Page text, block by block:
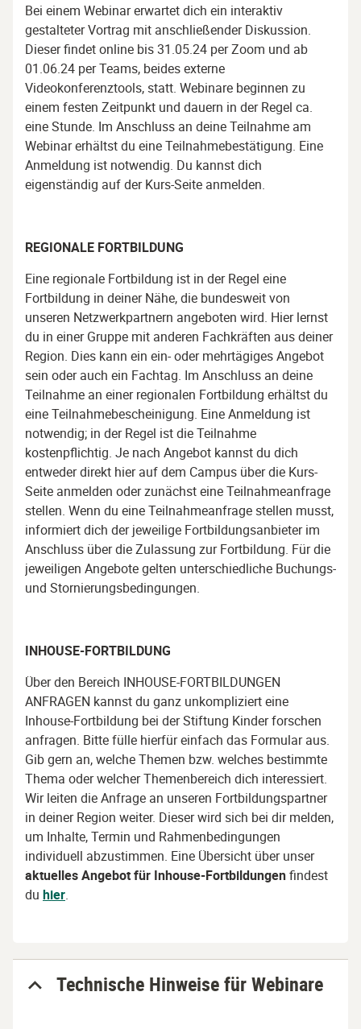
Bei einem Webinar erwartet dich ein interaktiv
gestalteter Vortrag mit anschließender Diskussion.
Dieser findet online bis 31.05.24 per Zoom und ab
01.06.24 per Teams, beides externe
Videokonferenztools, statt. Webinare beginnen zu
einem festen Zeitpunkt und dauern in der Regel ca.
eine Stunde. Im Anschluss an deine Teilnahme am
Webinar erhältst du eine Teilnahmebestätigung. Eine
Anmeldung ist notwendig. Du kannst dich
eigenständig auf der Kurs-Seite anmelden.
REGIONALE FORTBILDUNG
Eine regionale Fortbildung ist in der Regel eine
Fortbildung in deiner Nähe, die bundesweit von
unseren Netzwerkpartnern angeboten wird. Hier lernst
du in einer Gruppe mit anderen Fachkräften aus deiner
Region. Dies kann ein ein- oder mehrtägiges Angebot
sein oder auch ein Fachtag. Im Anschluss an deine
Teilnahme an einer regionalen Fortbildung erhältst du
eine Teilnahmebescheinigung. Eine Anmeldung ist
notwendig; in der Regel ist die Teilnahme
kostenpflichtig. Je nach Angebot kannst du dich
entweder direkt hier auf dem Campus über die Kurs-
Seite anmelden oder zunächst eine Teilnahmeanfrage
stellen. Wenn du eine Teilnahmeanfrage stellen musst,
informiert dich der jeweilige Fortbildungsanbieter im
Anschluss über die Zulassung zur Fortbildung. Für die
jeweiligen Angebote gelten unterschiedliche Buchungs-
und Stornierungsbedingungen.
INHOUSE-FORTBILDUNG
Über den Bereich INHOUSE-FORTBILDUNGEN
ANFRAGEN kannst du ganz unkompliziert eine
Inhouse-Fortbildung bei der Stiftung Kinder forschen
anfragen. Bitte fülle hierfür einfach das Formular aus.
Gib gern an, welche Themen bzw. welches bestimmte
Thema oder welcher Themenbereich dich interessiert.
Wir leiten die Anfrage an unseren Fortbildungspartner
in deiner Region weiter. Dieser wird sich bei dir melden,
um Inhalte, Termin und Rahmenbedingungen
individuell abzustimmen. Eine Übersicht über unser
aktuellesAngebot für Inhouse-Fortbildungenfindest
du hier.
Technische Hinweise für Webinare